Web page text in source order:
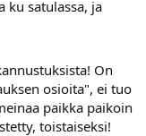
ku satulassa, ja
On
osioita", ei tuo
paikka paikoin
toistaiseksi!